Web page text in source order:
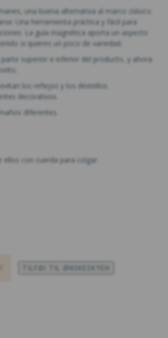
una buena alternativa al marco clásico.
Una herramienta práctica y fácil para
La guía magnética aporta un aspecto
si quieres un poco de variedad.
parte superior e inferior del producto, y ahora
los reflejos y los destellos.
decorativos.
diferentes.
ellos con cuerda para colgar.
TILFØJ TIL ØNSKESKYEN